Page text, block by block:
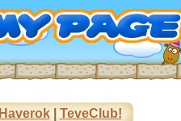
Haverok| TeveClub!